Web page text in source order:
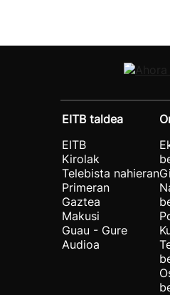
EITB taldea
EITB
Kirolak
Telebista nahieran
Primeran
Gaztea
Makusi
Guau - Gure
Audioa